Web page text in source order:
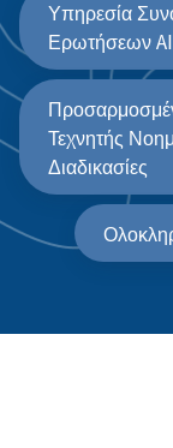
Υπηρεσία
Ερωτήσεων AI
Τεχνητής
Διαδικασίες